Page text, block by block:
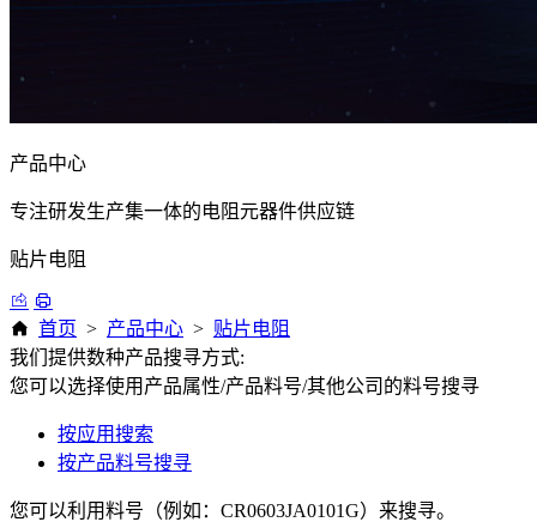
产品中心
专注研发生产集一体的电阻元器件供应链
贴片电阻
首页 > 产品中心 > 贴片电阻
我们提供数种产品搜寻方式:
您可以选择使用产品属性/产品料号/其他公司的料号搜寻
按应用搜索
按产品料号搜寻
您可以利用料号（例如：CR0603JA0101G）来搜寻。